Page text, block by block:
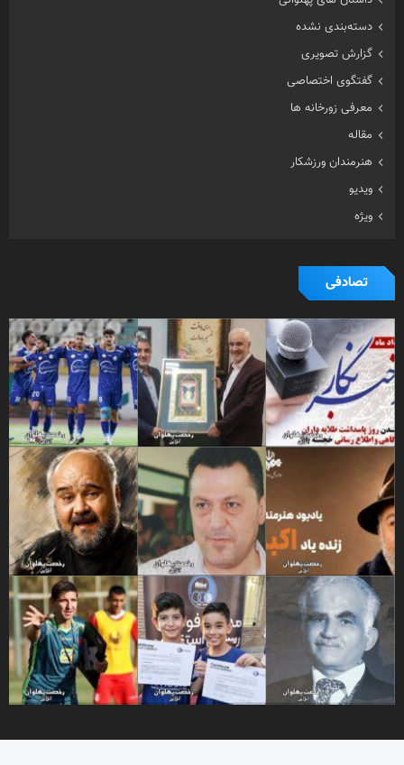
دسته‌بندی نشده
گزارش تصویری
گفتگوی اختصاصی
معرفی زورخانه ها
مقاله
هنرمندان ورزشکار
ویدیو
ویژه
تصادفی